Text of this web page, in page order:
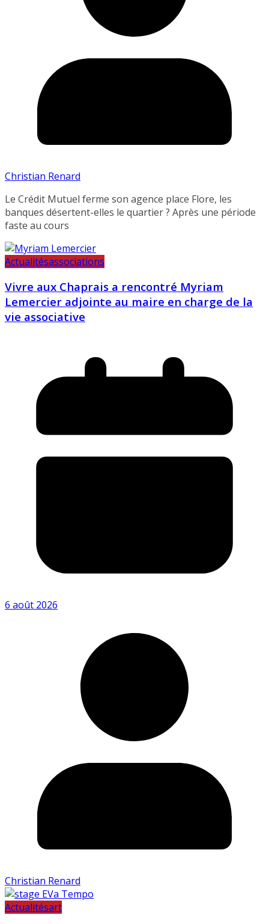
Christian Renard
Le Crédit Mutuel ferme son agence place Flore, les
banques désertent-elles le quartier ? Après une période
faste au cours
Actualitésassociations
Vivre aux Chaprais a rencontré Myriam
Lemercier adjointe au maire en charge de la
vie associative
6 août 2026
Christian Renard
Actualitésart